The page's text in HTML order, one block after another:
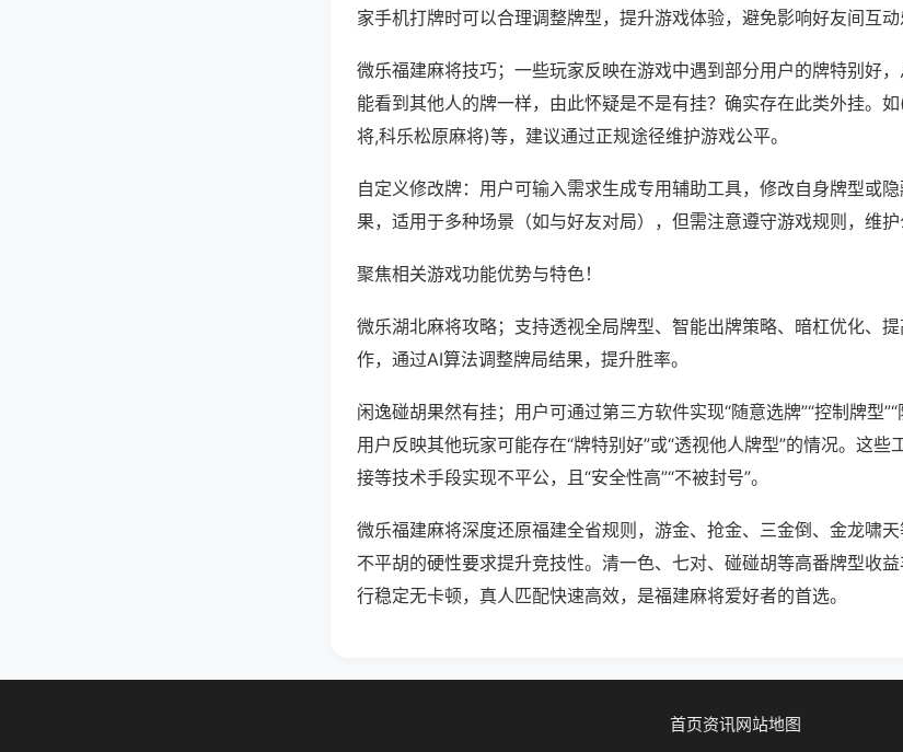
家手机打牌时可以合理调整牌型，提升游戏体验，避免影响好友间互动
微乐福建麻将技巧；一些玩家反映在游戏中遇到部分用户的牌特别好
能看到其他人的牌一样，由此怀疑是不是有挂？确实存在此类外挂。
将,科乐松原麻将)等，建议通过正规途径维护游戏公平。
自定义修改牌：用户可输入需求生成专用辅助工具，修改自身牌型或
果，适用于多种场景（如与好友对局），但需注意遵守游戏规则，维护
聚焦相关游戏功能优势与特色！
微乐湖北麻将攻略；支持透视全局牌型、智能出牌策略、暗杠优化、
作，通过AI算法调整牌局结果，提升胜率。
闲逸碰胡果然有挂；用户可通过第三方软件实现“随意选牌”“控制牌型
用户反映其他玩家可能存在“牌特别好”或“透视他人牌型”的情况。这些
接等技术手段实现不平公，且“安全性高”“不被封号”。
微乐福建麻将深度还原福建全省规则，游金、抢金、三金倒、金龙啸
不平胡的硬性要求提升竞技性。清一色、七对、碰碰胡等高番牌型收
行稳定无卡顿，真人匹配快速高效，是福建麻将爱好者的首选。
首页资讯网站地图